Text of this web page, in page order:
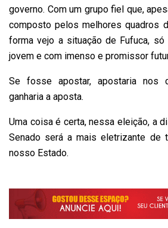
governo. Com um grupo fiel que,
composto pelos melhores quadros
forma vejo a situação de Fufuca,
jovem e com imenso e promissor
Se fosse apostar, apostaria nos
ganharia a aposta.
Uma coisa é certa, nessa eleição, a
Senado será a mais eletrizante de
nosso Estado.